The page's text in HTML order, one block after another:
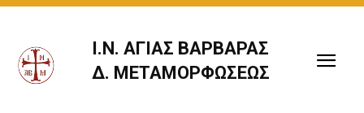
Ι.Ν. ΑΓΙΑΣ ΒΑΡΒΑΡΑΣ
Δ. ΜΕΤΑΜΟΡΦΩΣΕΩΣ